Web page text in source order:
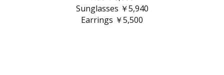
Sunglasses ￥5,940
Earrings ￥5,500